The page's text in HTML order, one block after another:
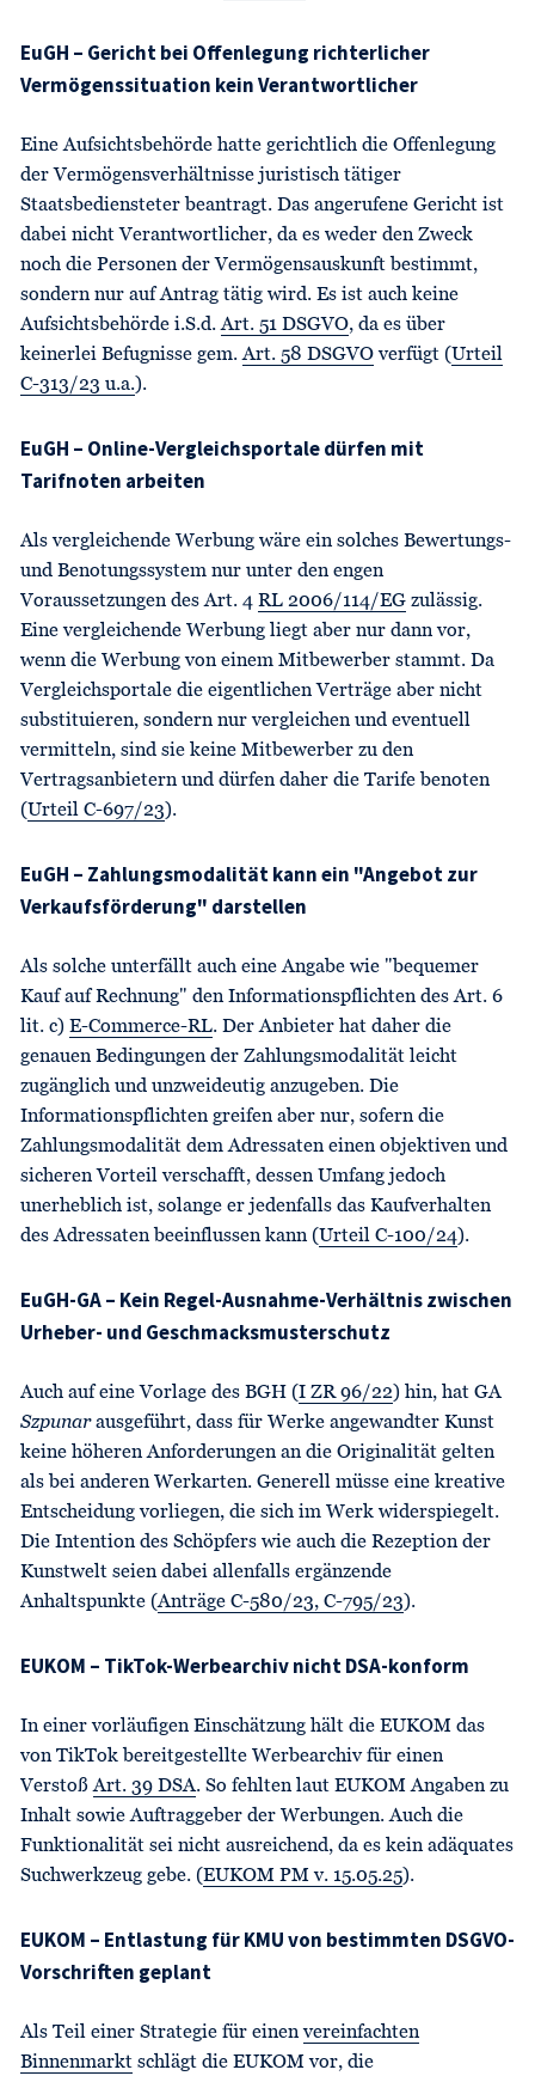
EuGH – Gericht bei Offenlegung richterlicher
Vermögenssituation kein Verantwortlicher
Eine Aufsichtsbehörde hatte gerichtlich die Offenlegung
der Vermögensverhältnisse juristisch tätiger
Staatsbediensteter beantragt. Das angerufene Gericht ist
dabei nicht Verantwortlicher, da es weder den Zweck
noch die Personen der Vermögensauskunft bestimmt,
sondern nur auf Antrag tätig wird. Es ist auch keine
Aufsichtsbehörde i.S.d.Art. 51 DSGVO, da es über
keinerlei Befugnisse gem.Art. 58 DSGVOverfügt (Urteil
C-313/23 u.a.).
EuGH – Online-Vergleichsportale dürfen mit
Tarifnoten arbeiten
Als vergleichende Werbung wäre ein solches Bewertungs-
und Benotungssystem nur unter den engen
Voraussetzungen des Art. 4 RL 2006/114/EG zulässig.
Eine vergleichende Werbung liegt aber nur dann vor,
wenn die Werbung von einem Mitbewerber stammt. Da
Vergleichsportale die eigentlichen Verträge aber nicht
substituieren, sondern nur vergleichen und eventuell
vermitteln, sind sie keine Mitbewerber zu den
Vertragsanbietern und dürfen daher die Tarife benoten
(Urteil C-697/23).
EuGH – Zahlungsmodalität kann ein "Angebot zur
Verkaufsförderung" darstellen
Als solche unterfällt auch eine Angabe wie "bequemer
Kauf auf Rechnung" den Informationspflichten des Art. 6
lit. c) E-Commerce-RL. Der Anbieter hat daher die
genauen Bedingungen der Zahlungsmodalität leicht
zugänglich und unzweideutig anzugeben. Die
Informationspflichten greifen aber nur, sofern die
Zahlungsmodalität dem Adressaten einen objektiven und
sicheren Vorteil verschafft, dessen Umfang jedoch
unerheblich ist, solange er jedenfalls das Kaufverhalten
des Adressaten beeinflussen kann (Urteil C-100/24).
EuGH-GA – Kein Regel-Ausnahme-Verhältnis zwischen
Urheber- und Geschmacksmusterschutz
Auch auf eine Vorlage des BGH (I ZR 96/22) hin, hat GA
Szpunarausgeführt, dass für Werke angewandter Kunst
keine höheren Anforderungen an die Originalität gelten
als bei anderen Werkarten. Generell müsse eine kreative
Entscheidung vorliegen, die sich im Werk widerspiegelt.
Die Intention des Schöpfers wie auch die Rezeption der
Kunstwelt seien dabei allenfalls ergänzende
Anhaltspunkte (Anträge C-580/23, C-795/23).
EUKOM – TikTok-Werbearchiv nicht DSA-konform
In einer vorläufigen Einschätzung hält die EUKOM das
von TikTok bereitgestellte Werbearchiv für einen
VerstoßArt. 39 DSA. So fehlten laut EUKOM Angaben zu
Inhalt sowie Auftraggeber der Werbungen. Auch die
Funktionalität sei nicht ausreichend, da es kein adäquates
Suchwerkzeug gebe. (EUKOM PM v. 15.05.25).
EUKOM – Entlastung für KMU von bestimmten DSGVO-
Vorschriften geplant
Als Teil einer Strategie für einenvereinfachten
Binnenmarkt schlägt die EUKOM vor, die